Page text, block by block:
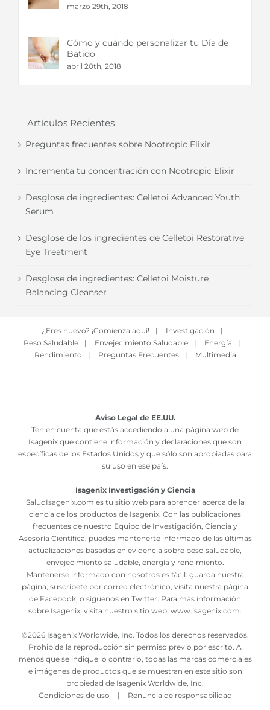
marzo 29th, 2018
Cómo y cuándo personalizar tu Día de
Batido
abril 20th, 2018
Artículos Recientes
Preguntas frecuentes sobre Nootropic Elixir
Incrementa tu concentración con Nootropic Elixir
Desglose de ingredientes: Celletoi Advanced Youth
Serum
Desglose de los ingredientes de Celletoi Restorative
Eye Treatment
Desglose de ingredientes: Celletoi Moisture
Balancing Cleanser
¿Eres nuevo? ¡Comienza aquí! | Investigación
|
Peso Saludable
| Envejecimiento Saludable | Energía
|
Rendimiento
| Preguntas Frecuentes | Multimedia
Aviso Legal de EE.UU.
Ten en cuenta que estás accediendo a una página web de
Isagenix que contiene información y declaraciones que son
específicas de los Estados Unidos y que sólo son apropiadas para
su uso en ese país.
Isagenix Investigación y Ciencia
SaludIsagenix.com es tu sitio web para aprender acerca de la
ciencia de los productos de Isagenix. Con las publicaciones
frecuentes de nuestro Equipo de Investigación, Ciencia y
Asesoría Científica, puedes mantenerte informado de las últimas
actualizaciones basadas en evidencia sobre peso saludable,
envejecimiento saludable, energía y rendimiento.
Mantenerse informado con nosotros es fácil: guarda nuestra
página, suscríbete por correo electrónico, visita nuestra página
de Facebook, o síguenos en Twitter. Para más información
sobre Isagenix, visita nuestro sitio web: www.isagenix.com.
©2026 Isagenix Worldwide, Inc. Todos los derechos reservados.
Prohibida la reproducción sin permiso previo por escrito. A
menos que se indique lo contrario, todas las marcas comerciales
e imágenes de productos que se muestran en este sitio son
propiedad de Isagenix Worldwide, Inc.
Condiciones de uso
| Renuncia de responsabilidad